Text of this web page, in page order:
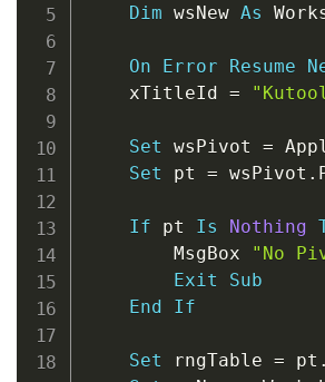
Dim wsNew As
On Error Resume
    xTitleId
=
Set wsPivot =
Set pt = wsPivot .
If pt Is Nothing
        MsgBox
"No
Exit
Sub
End
If
Set rngTable = pt .